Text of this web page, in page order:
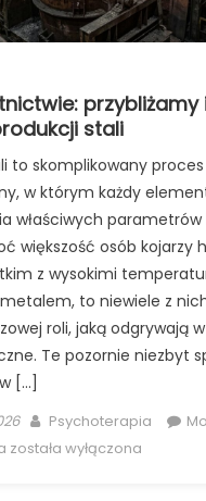
stali
to skomplikowany proces
w którym każdy
właściwych
większość osób kojarzy
z wysokimi
to niewiele z
roli, jaką odgrywają
Te pozornie niezbyt
[…]
Author
Psychoterapia
Żużle
została wyłączona